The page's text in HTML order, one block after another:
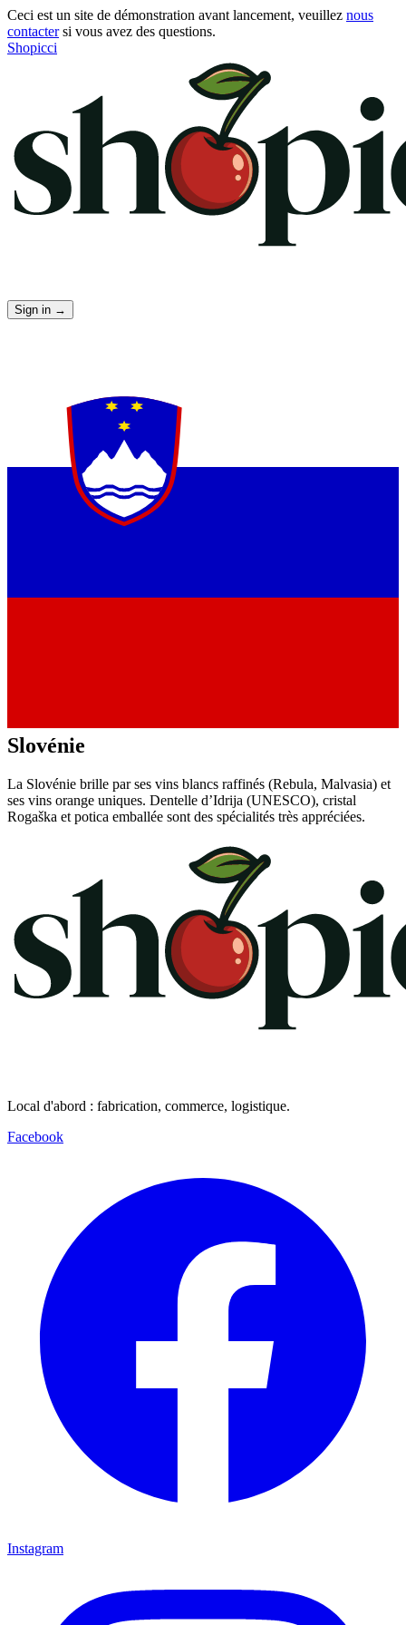
Ceci est un site de démonstration avant lancement, veuillez nous
contactersi vous avez des questions.
Shopicci
Sign in →
Slovénie
La Slovénie brille par ses vins blancs raffinés (Rebula, Malvasia) et
ses vins orange uniques. Dentelle d’Idrija (UNESCO), cristal
Rogaška et potica emballée sont des spécialités très appréciées.
Local d'abord : fabrication, commerce, logistique.
Facebook
Instagram